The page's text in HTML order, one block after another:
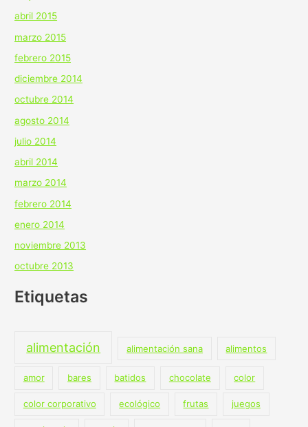
abril 2015
marzo 2015
febrero 2015
diciembre 2014
octubre 2014
agosto 2014
julio 2014
abril 2014
marzo 2014
febrero 2014
enero 2014
noviembre 2013
octubre 2013
Etiquetas
alimentación alimentación sana alimentos
amor bares batidos chocolate color
color corporativo ecológico frutas juegos